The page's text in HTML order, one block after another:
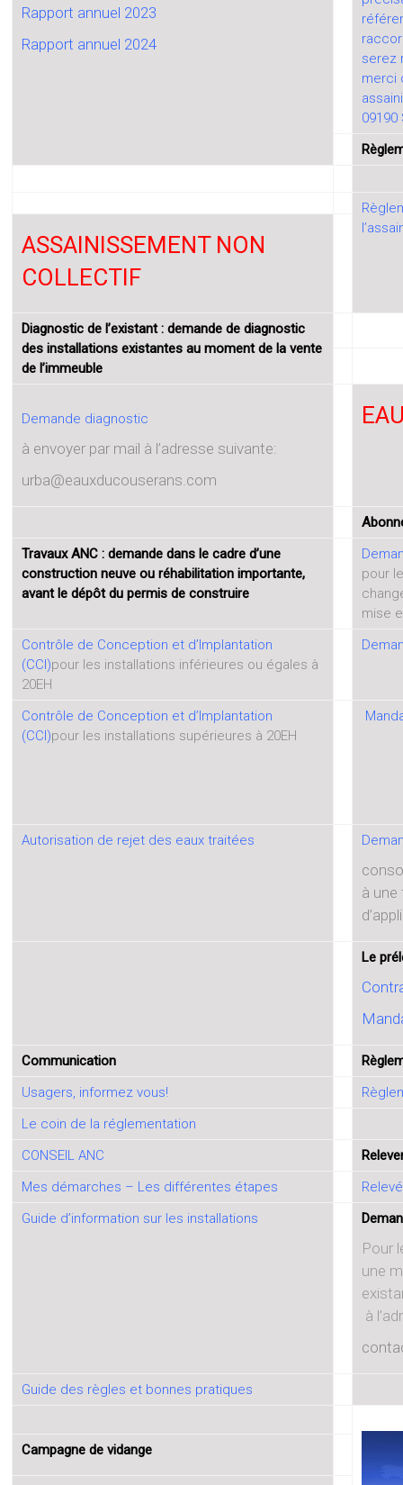
Rapport annuel 2023
Rapport annuel 2024
serez
merci
09190
ASSAINISSEMENT NON
COLLECTIF
Diagnostic de l’existant : demande de diagnostic
des installations existantes au moment de la vente
de l’immeuble
Demande diagnostic
à envoyer par mail à l’adresse suivante:
urba@eauxducouserans.com
Travaux ANC : demande dans le cadre d’une
construction neuve ou réhabilitation importante,
avant le dépôt du permis de construire
pour
mise
Contrôle de Conception et d’Implantation
(CCI)pour les installations inférieures ou égales à
20EH
Contrôle de Conception et d’Implantation
(CCI)pour les installations supérieures à 20EH
Autorisation de rejet des eaux traitées
à
Le
Communication
Usagers, informez vous!
Le coin de la réglementation
CONSEIL ANC
Mes démarches – Les différentes étapes
Guide d’information sur les installations
Pour
une
à
Guide des règles et bonnes pratiques
Campagne de vidange